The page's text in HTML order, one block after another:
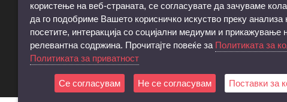
Барање за запирање на обработката на
личните податоци
Услови и согласност за директен
маркетинг
користење на веб-страната, се согласувате да зачуваме
да го подобриме Вашето корисничко искуство преку анализа
посетите, интеракција со социјални медиуми и прикажување
релевантна содржина. Прочитајте повеќе за Политиката за
Политиката за приватност
Се согласувам Не се согласувам Поставки за